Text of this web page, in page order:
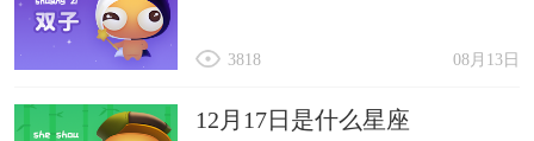
08月13日
3818
12月17日是什么星座